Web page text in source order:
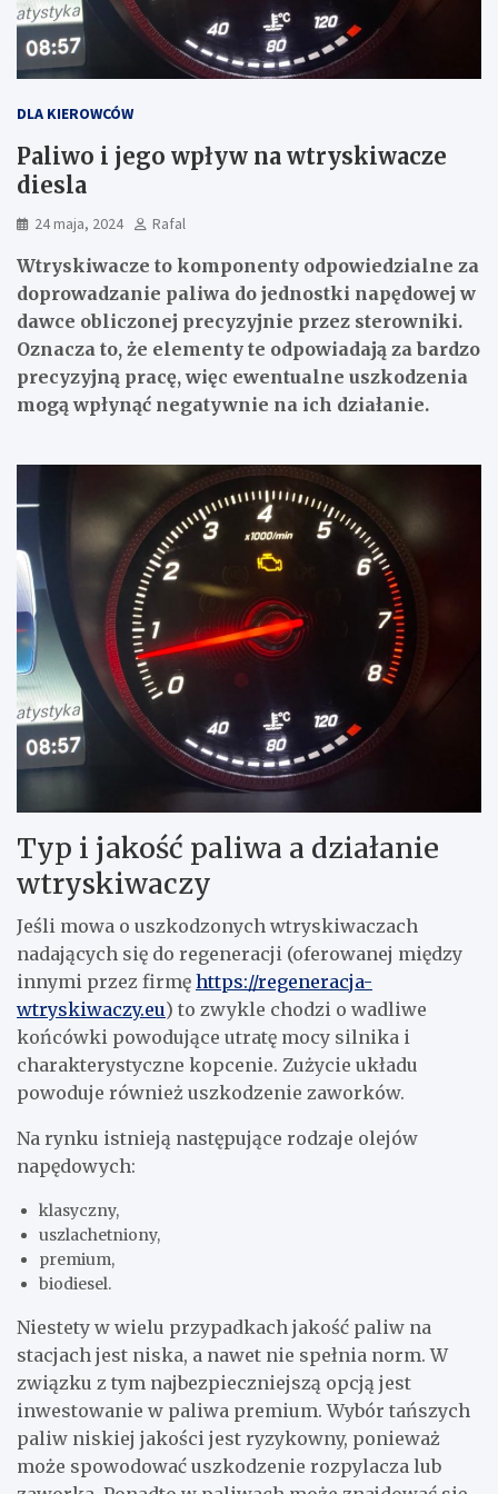
DLA KIEROWCÓW
Paliwo i jego wpływ na wtryskiwacze
diesla
24 maja, 2024 Rafal
Wtryskiwacze to komponenty odpowiedzialne za
doprowadzanie paliwa do jednostki napędowej w
dawce obliczonej precyzyjnie przez sterowniki.
Oznacza to, że elementy te odpowiadają za bardzo
precyzyjną pracę, więc ewentualne uszkodzenia
mogą wpłynąć negatywnie na ich działanie.
Typ i jakość paliwa a działanie
wtryskiwaczy
Jeśli mowa o uszkodzonych wtryskiwaczach
nadających się do regeneracji (oferowanej między
innymi przez firmę https://regeneracja-
wtryskiwaczy.eu) to zwykle chodzi o wadliwe
końcówki powodujące utratę mocy silnika i
charakterystyczne kopcenie. Zużycie układu
powoduje również uszkodzenie zaworków.
Na rynku istnieją następujące rodzaje olejów
napędowych:
klasyczny,
uszlachetniony,
premium,
biodiesel.
Niestety w wielu przypadkach jakość paliw na
stacjach jest niska, a nawet nie spełnia norm. W
związku z tym najbezpieczniejszą opcją jest
inwestowanie w paliwa premium. Wybór tańszych
paliw niskiej jakości jest ryzykowny, ponieważ
może spowodować uszkodzenie rozpylacza lub